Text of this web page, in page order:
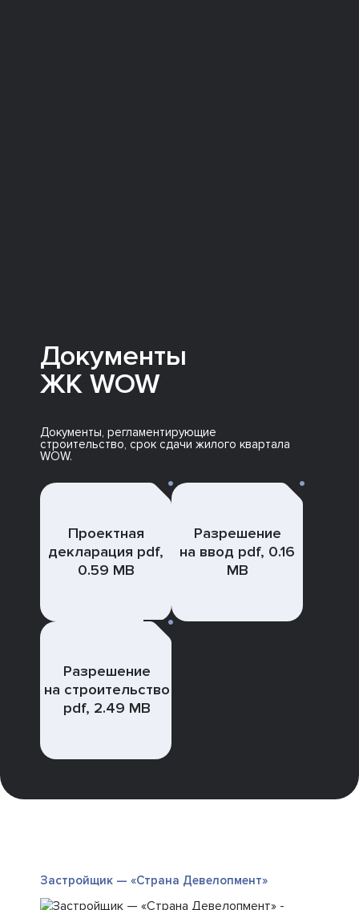
Документы
ЖК WOW
Документы, регламентирующие
строительство, срок сдачи жилого квартала
WOW.
Проектная
декларация pdf,
0.59 MB
Разрешение
на ввод pdf, 0.16
MB
Разрешение
на строительство
pdf, 2.49 MB
Застройщик — «Страна Девелопмент»